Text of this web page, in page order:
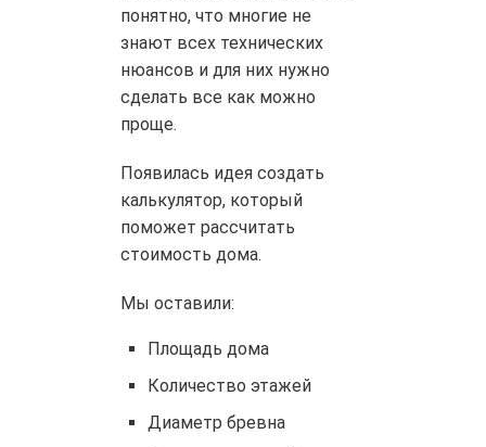
понятно, что многие не
знают всех технических
нюансов и для них нужно
сделать все как можно
проще.
Появилась идея создать
калькулятор, который
поможет рассчитать
стоимость дома.
Мы оставили:
Площадь дома
Количество этажей
Диаметр бревна